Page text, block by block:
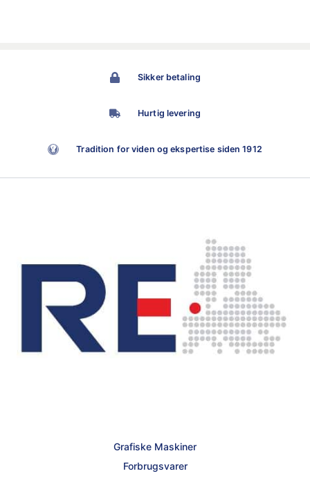
Sikker betaling
Hurtig levering
Tradition for viden og ekspertise siden 1912
Grafiske Maskiner
Forbrugsvarer